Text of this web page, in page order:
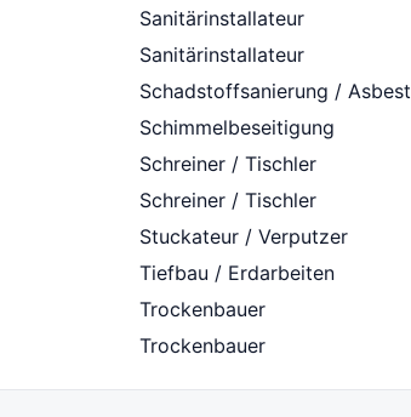
Sanitärinstallateur
Sanitärinstallateur
Schadstoffsanierung / Asbest
Schimmelbeseitigung
Schreiner / Tischler
Schreiner / Tischler
Stuckateur / Verputzer
Tiefbau / Erdarbeiten
Trockenbauer
Trockenbauer